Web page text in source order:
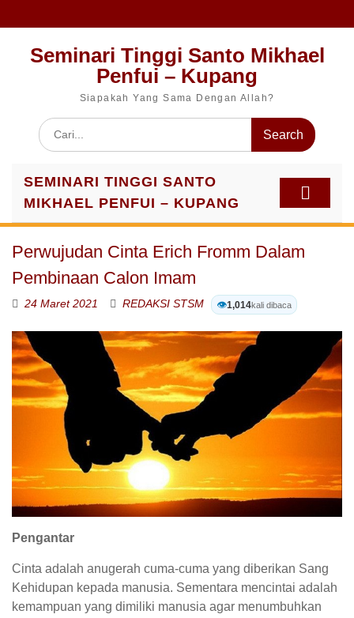
Seminari Tinggi Santo Mikhael
Penfui – Kupang
Siapakah Yang Sama Dengan Allah?
Search
for:
SEMINARI TINGGI SANTO
MIKHAEL PENFUI – KUPANG
Perwujudan Cinta Erich Fromm Dalam
Pembinaan Calon Imam
24 Maret 2021 REDAKSI STSM 👁️1,014kali dibaca
Pengantar
Cinta adalah anugerah cuma-cuma yang diberikan Sang
Kehidupan kepada manusia. Sementara mencintai adalah
kemampuan yang dimiliki manusia agar menumbuhkan